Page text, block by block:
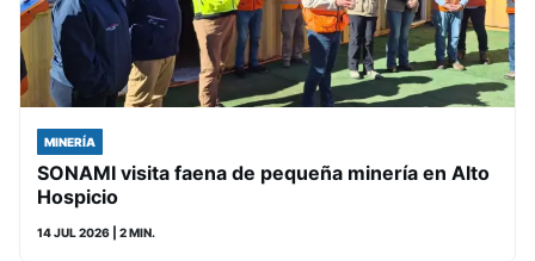
MINERÍA
SONAMI visita faena de pequeña minería en Alto
Hospicio
14 JUL 2026 | 2 MIN.